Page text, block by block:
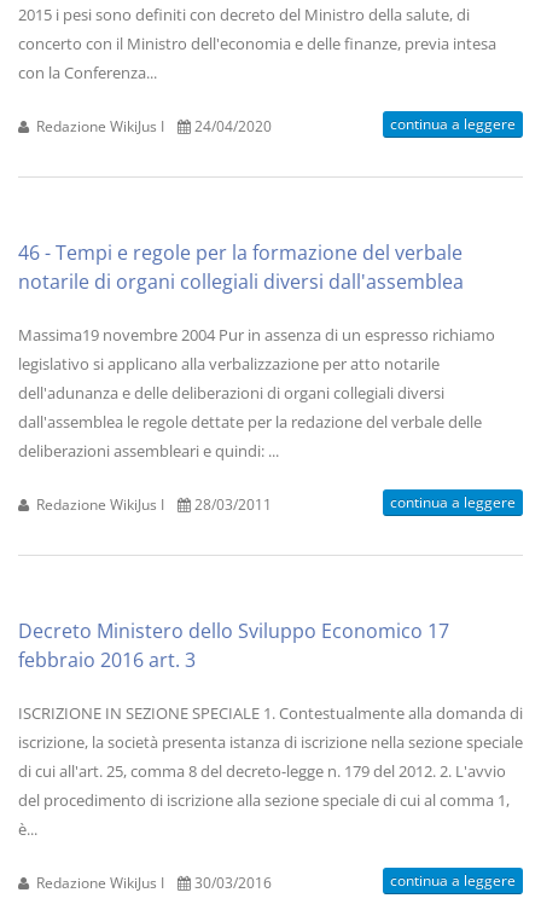
2015 i pesi sono definiti con decreto del Ministro della salute, di
concerto con il Ministro dell'economia e delle finanze, previa intesa
con la Conferenza...
Redazione WikiJus I 24/04/2020 continua a leggere
46 - Tempi e regole per la formazione del verbale
notarile di organi collegiali diversi dall'assemblea
Massima19 novembre 2004 Pur in assenza di un espresso richiamo
legislativo si applicano alla verbalizzazione per atto notarile
dell'adunanza e delle deliberazioni di organi collegiali diversi
dall'assemblea le regole dettate per la redazione del verbale delle
deliberazioni assembleari e quindi: ...
Redazione WikiJus I 28/03/2011 continua a leggere
Decreto Ministero dello Sviluppo Economico 17
febbraio 2016 art. 3
ISCRIZIONE IN SEZIONE SPECIALE 1. Contestualmente alla domanda di
iscrizione, la società presenta istanza di iscrizione nella sezione speciale
di cui all'art. 25, comma 8 del decreto-legge n. 179 del 2012. 2. L'avvio
del procedimento di iscrizione alla sezione speciale di cui al comma 1,
è...
Redazione WikiJus I 30/03/2016 continua a leggere